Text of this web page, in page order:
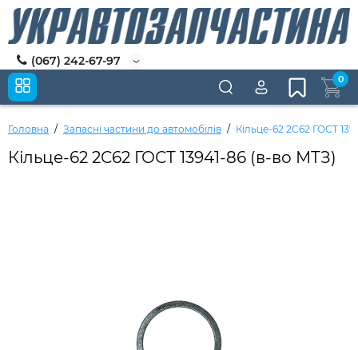
(067) 242-67-97
0
Головна Запасні частини до автомобілів Кільце-62 2С62 ГОСТ
Кільце-62 2С62 ГОСТ 13941-86 (в-во МТЗ)